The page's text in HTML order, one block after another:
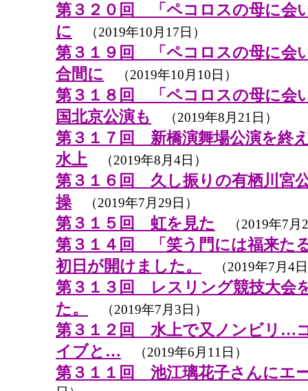
第３２０回 「ペコロスの母に会
に （2019年10月17日）
第３１９回 「ペコロスの母に会
合間に （2019年10月10日）
第３１８回 「ペコロスの母に会
国北京公演も
（2019年8月21日）
第３１７回 新橋演舞場公演を終
水上 （2019年8月4日）
第３１６回 久し振りの有栖川宮
操 （2019年7月29日）
第３１５回 虹を見た （2019年7月
第３１４回 「笑う門には福来た
初日が開けました。
（2019年7月4
第３１３回 レスリング競技大会
た。
（2019年7月3日）
第３１２回 水上で又ノンビリ…
イブと… （2019年6月11日）
第３１１回 池江璃花子さんにエ